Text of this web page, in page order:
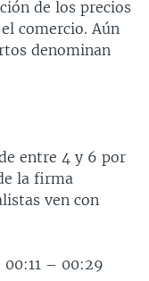
de los precios
comercio. Aún
denominan
entre 4 y 6 por
la firma
ven con
– 00:29